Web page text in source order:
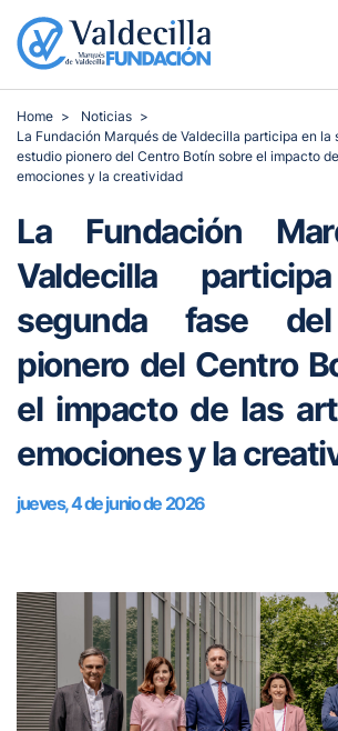
Home
Noticias
La Fundación Marqués de Valdecilla participa en la
estudio pionero del Centro Botín sobre el impacto
emociones y la creatividad
La Fundación
Valdecilla
segunda fase
pionero del Centro
el impacto de las
emociones y la
jueves, 4 de junio de 2026